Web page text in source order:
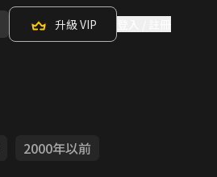
升級 VIP
2000年以前